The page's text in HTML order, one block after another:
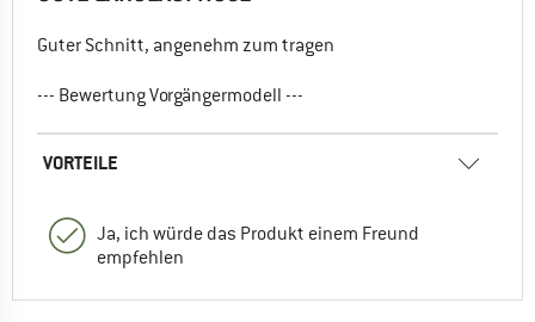
Guter Schnitt, angenehm zum tragen
--- Bewertung Vorgängermodell ---
VORTEILE
Ja, ich würde das Produkt einem Freund
empfehlen